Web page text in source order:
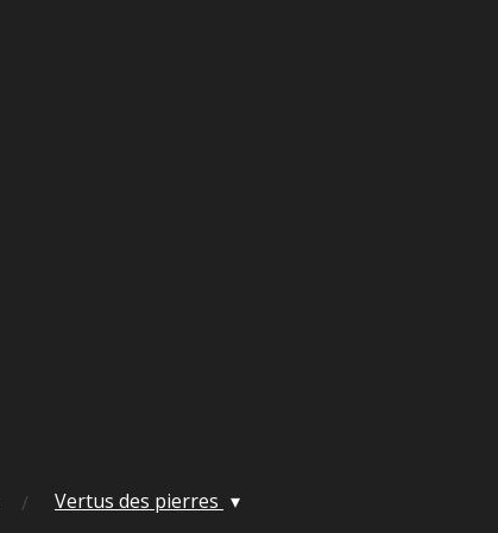
Vertus des pierres